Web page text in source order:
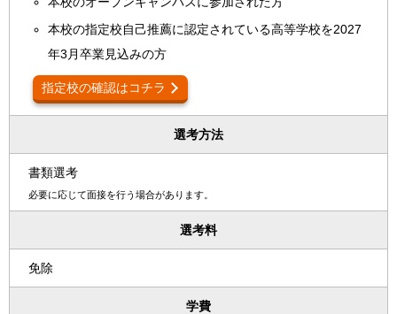
本校の指定校自己推薦に認定されている高等学校を2027
年3月卒業見込みの方
指定校の確認はコチラ
選考方法
書類選考
必要に応じて面接を行う場合があります。
選考料
免除
学費